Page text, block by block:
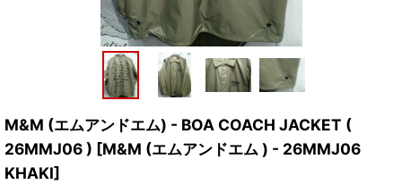
M&M (エムアンドエム) - BOA COACH JACKET (
26MMJ06 ) [M&M (エムアンドエム ) - 26MMJ06
KHAKI]